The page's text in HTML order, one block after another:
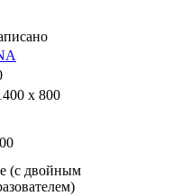
х 800
(с двойным